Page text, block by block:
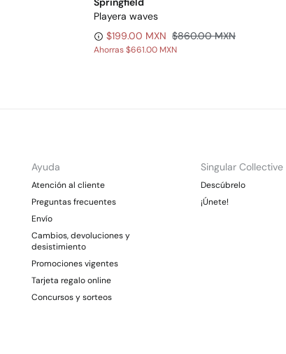
Playera waves
$199.00 MXN $860.00 MXN
Ahorras$661.00 MXN
Ayuda
Atención al cliente
Preguntas frecuentes
Envío
Cambios, devoluciones y
desistimiento
Promociones vigentes
Tarjeta regalo online
Concursos y sorteos
Singular Collective
Descúbrelo
¡Únete!